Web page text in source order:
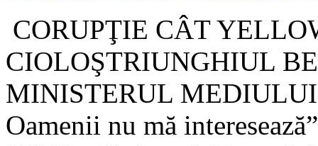
CORUPŢIE CÂT
CIOLOŞTRIUNGHIUL
MINISTERUL
Oamenii nu mă